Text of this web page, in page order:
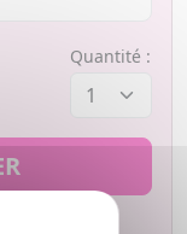
Quantité :